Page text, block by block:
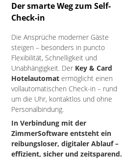
Der smarte Weg zum Self-
Check-in
Die Ansprüche moderner Gäste
steigen – besonders in puncto
Flexibilität, Schnelligkeit und
Unabhängigkeit. Der Key & Card
Hotelautomat ermöglicht einen
vollautomatischen Check-in – rund
um die Uhr, kontaktlos und ohne
Personalbindung.
In Verbindung mit der
ZimmerSoftware entsteht ein
reibungsloser, digitaler Ablauf –
effizient, sicher und zeitsparend.